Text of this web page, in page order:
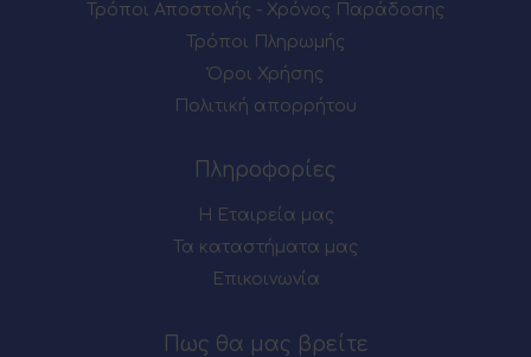
Τρόποι Αποστολής - Χρόνος Παράδοσης
Τρόποι Πληρωμής
Όροι Χρήσης
Πολιτική απορρήτου
Πληροφορίες
Η Εταιρεία μας
Τα καταστήματα μας
Επικοινωνία
Πως θα μας βρείτε